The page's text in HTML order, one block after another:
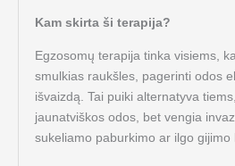
Kam skirta ši terapija?
Egzosomų terapija tinka visiems,
smulkias raukšles, pagerinti odos
išvaizdą. Tai puiki alternatyva
jaunatviškos odos, bet vengia
sukeliamo paburkimo ar ilgo gijimo